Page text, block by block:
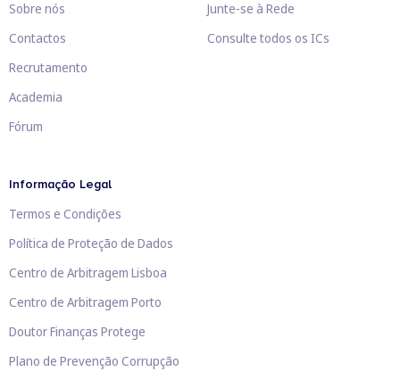
Sobre nós
Contactos
Recrutamento
Academia
Fórum
Junte-se à Rede
Consulte todos os ICs
Informação Legal
Termos e Condições
Política de Proteção de Dados
Centro de Arbitragem Lisboa
Centro de Arbitragem Porto
Doutor Finanças Protege
Plano de Prevenção Corrupção